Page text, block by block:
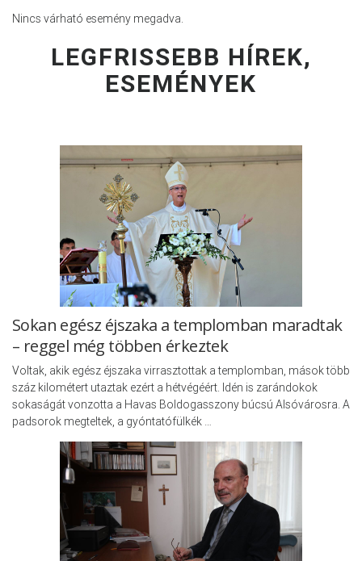
Nincs várható esemény megadva.
LEGFRISSEBB HÍREK,
ESEMÉNYEK
Sokan egész éjszaka a templomban maradtak
– reggel még többen érkeztek
Voltak, akik egész éjszaka virrasztottak a templomban, mások több
száz kilométert utaztak ezért a hétvégéért. Idén is zarándokok
sokaságát vonzotta a Havas Boldogasszony búcsú Alsóvárosra. A
padsorok megteltek, a gyóntatófülkék …